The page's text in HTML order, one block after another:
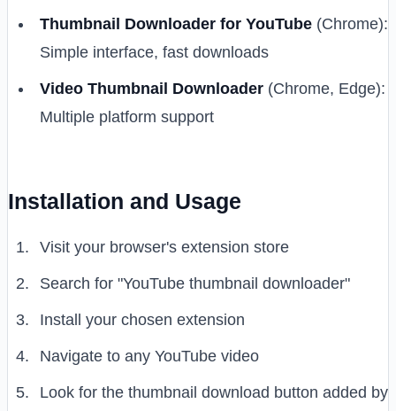
Thumbnail Downloader for YouTube (Chrome):
Simple interface, fast downloads
Video Thumbnail Downloader (Chrome, Edge):
Multiple platform support
Installation and Usage
Visit your browser's extension store
Search for "YouTube thumbnail downloader"
Install your chosen extension
Navigate to any YouTube video
Look for the thumbnail download button added by